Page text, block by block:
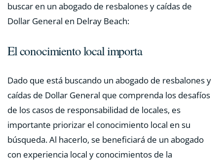
buscar en un abogado de resbalones y caídas de
Dollar General en Delray Beach:
El conocimiento local importa
Dado que está buscando un abogado de resbalones y
caídas de Dollar General que comprenda los desafíos
de los casos de responsabilidad de locales, es
importante priorizar el conocimiento local en su
búsqueda. Al hacerlo, se beneficiará de un abogado
con experiencia local y conocimientos de la